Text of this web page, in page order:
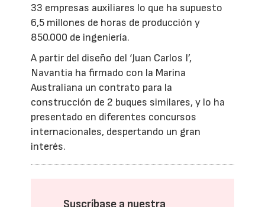
33 empresas auxiliares lo que ha supuesto
6,5 millones de horas de producción y
850.000 de ingeniería.
A partir del diseño del ‘Juan Carlos I’,
Navantia ha firmado con la Marina
Australiana un contrato para la
construcción de 2 buques similares, y lo ha
presentado en diferentes concursos
internacionales, despertando un gran
interés.
Suscríbase a nuestra